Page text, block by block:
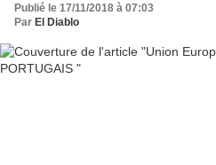
Publié le 17/11/2018 à 07:03
Par El Diablo